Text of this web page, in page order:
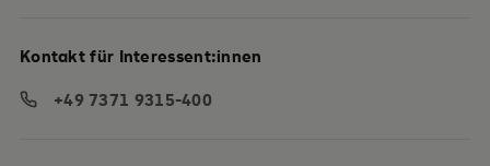
Kontakt für Interessent:innen
+49 7371 9315-400